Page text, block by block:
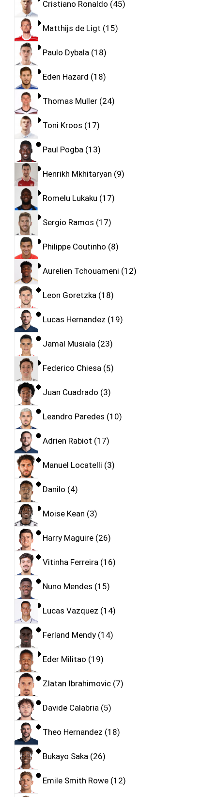
Cristiano Ronaldo 45
Matthijs de Ligt 15
Paulo Dybala 18
Eden Hazard 18
Thomas Muller 24
Toni Kroos 17
Paul Pogba 13
Henrikh Mkhitaryan 9
Romelu Lukaku 17
Sergio Ramos 17
Philippe Coutinho 8
Aurelien Tchouameni 12
Leon Goretzka 18
Lucas Hernandez 19
Jamal Musiala 23
Federico Chiesa 5
Juan Cuadrado 3
Leandro Paredes 10
Adrien Rabiot 17
Manuel Locatelli 3
Danilo 4
Moise Kean 3
Harry Maguire 26
Vitinha Ferreira 16
Nuno Mendes 15
Lucas Vazquez 14
Ferland Mendy 14
Eder Militao 19
Zlatan Ibrahimovic 7
Davide Calabria 5
Theo Hernandez 18
Bukayo Saka 26
Emile Smith Rowe 12